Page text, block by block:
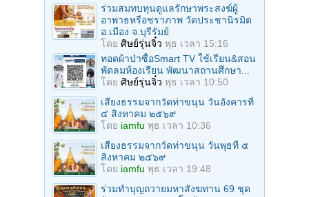
ร่วมสมทบทุนดูแลรักษาพระสงฆ์ผู้
อาพาธหรือชราภาพ วัดประชานิรมิต
อ.เมือง จ.บุรีรัมย์
โดย ศิษย์รุ่นจิ๋ว พุธ เวลา 15:16
ทอดผ้าป่าซื้อSmart TV ใช้เรียน&สอน
พัดลมห้องเรียน พัฒนาสถานศึกษา...
โดย ศิษย์รุ่นจิ๋ว พุธ เวลา 10:50
เสียงธรรมจากวัดท่าขนุน วันอังคารที่
๔ สิงหาคม ๒๕๖๙
โดย iamfu พุธ เวลา 10:36
เสียงธรรมจากวัดท่าขนุน วันพุธที่ ๕
สิงหาคม ๒๕๖๙
โดย iamfu พุธ เวลา 19:48
ร่วมทําบุญถวายมหาสังฆทาน 69 ชุด